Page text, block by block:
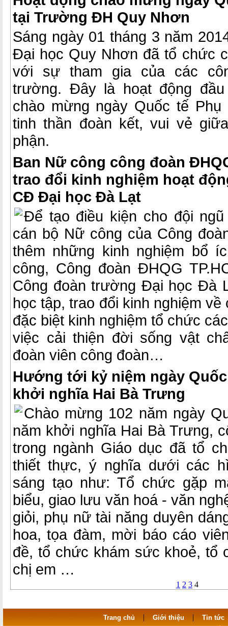
tại Trường ĐH Quy Nhơn
Sáng ngày 01 tháng 3 năm
Đại học Quy Nhơn đã tổ chức
với sự tham gia của các
trường. Đây là hoạt động
chào mừng ngày Quốc tế
tinh thần đoàn kết, vui vẻ
phận.
Ban Nữ công công đoàn
trao đổi kinh nghiệm hoạt
CĐ Đại học Đà Lạt
Để tạo điều kiện cho đội
cán bộ Nữ công của Công
thêm những kinh nghiệm bổ
công, Công đoàn ĐHQG
Công đoàn trường Đại học Đà
học tập, trao đổi kinh nghiệm
đặc biệt kinh nghiệm tổ chức
việc cải thiện đời sống vật
đoàn viên công đoàn…
Hướng tới kỷ niệm ngày
khởi nghĩa Hai Bà Trưng
Chào mừng 102 năm ngày
năm khởi nghĩa Hai Bà Trưng,
trong ngành Giáo dục đã tổ
thiết thực, ý nghĩa dưới các
sáng tạo như: Tổ chức gặp
biểu, giao lưu văn hoá - văn
giỏi, phụ nữ tài năng duyên
hoa, tọa đàm, mời báo cáo
đề, tổ chức khám sức khoẻ, tổ
chị em …
1 2 3 4
Trang chủ | Giới thiệu | Tin tức